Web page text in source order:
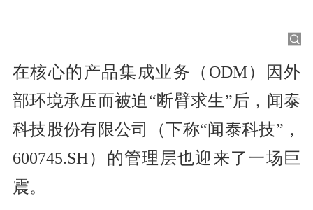
在核心的产品集成业务（ODM）因外
部环境承压而被迫“断臂求生”后，闻泰
科技股份有限公司（下称“闻泰科技”，
600745.SH）的管理层也迎来了一场巨
震。